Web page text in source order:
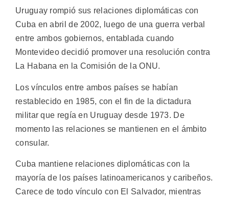
Uruguay rompió sus relaciones diplomáticas con
Cuba en abril de 2002, luego de una guerra verbal
entre ambos gobiernos, entablada cuando
Montevideo decidió promover una resolución contra
La Habana en la Comisión de la ONU.
Los vínculos entre ambos países se habían
restablecido en 1985, con el fin de la dictadura
militar que regía en Uruguay desde 1973. De
momento las relaciones se mantienen en el ámbito
consular.
Cuba mantiene relaciones diplomáticas con la
mayoría de los países latinoamericanos y caribeños.
Carece de todo vínculo con El Salvador, mientras